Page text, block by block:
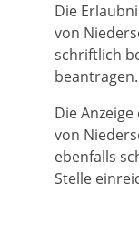
Die
von
schriftlich
beantragen.
Die
von
ebenfalls
Stelle